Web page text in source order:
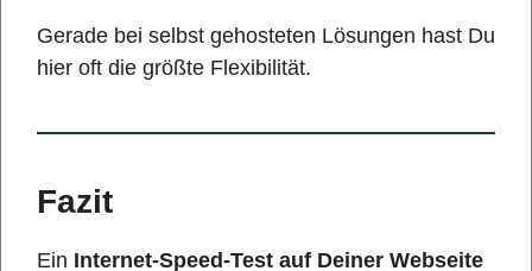
Gerade bei selbst gehosteten Lösungen hast Du
hier oft die größte Flexibilität.
Fazit
Ein Internet-Speed-Test auf Deiner Webseite